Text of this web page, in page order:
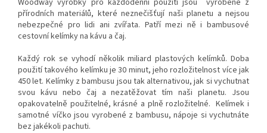
přírodních materiálů, které neznečišťují naši planetu a nejsou
nebezpečné pro lidi ani zvířata. Patří mezi ně i bambusové
cestovní kelímky na kávu a čaj.
Každý rok se vyhodí několik miliard plastových kelímků. Doba
použití takového kelímku je 30 minut, jeho rozložitelnost více jak
450 let. Kelímky z bambusu jsou tak alternativou, jak si vychutnat
svou kávu nebo čaj a nezatěžovat tím naši planetu. Jsou
opakovatelně použitelné, krásné a plně rozložitelné. Kelímek i
samotné víčko jsou vyrobené z bambusu, nápoje si vychutnáte
bez jakékoli pachuti.